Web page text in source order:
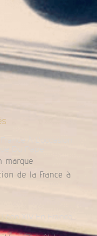
marque
de la France à
XIV En France